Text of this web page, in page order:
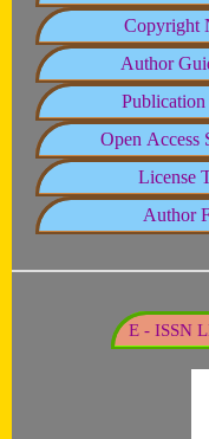
Copyright
Author
Open Access
License
Author
E - ISSN